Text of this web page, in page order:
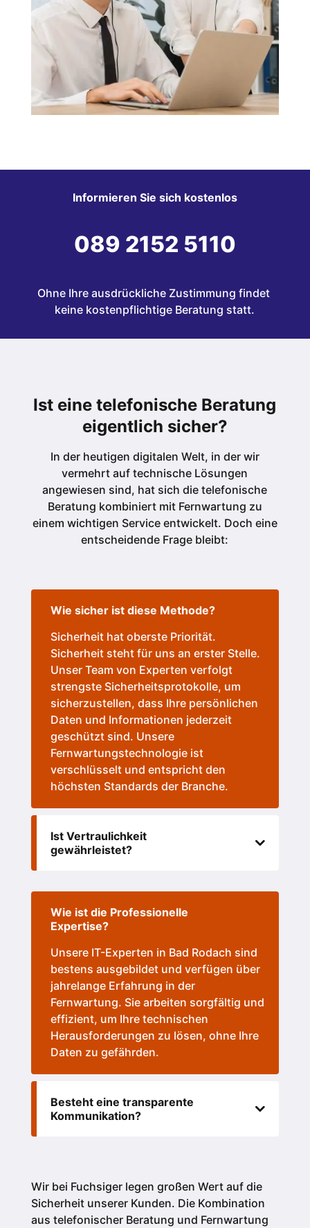
Informieren Sie sich kostenlos
089 2152 5110
Ohne Ihre ausdrückliche Zustimmung findet
keine kostenpflichtige Beratung statt.
Ist eine telefonische Beratung
eigentlich sicher?
In der heutigen digitalen Welt, in der wir
vermehrt auf technische Lösungen
angewiesen sind, hat sich die telefonische
Beratung kombiniert mit Fernwartung zu
einem wichtigen Service entwickelt. Doch eine
entscheidende Frage bleibt:
Wie sicher ist diese Methode?
Sicherheit hat oberste Priorität.
Sicherheit steht für uns an erster Stelle.
Unser Team von Experten verfolgt
strengste Sicherheitsprotokolle, um
sicherzustellen, dass Ihre persönlichen
Daten und Informationen jederzeit
geschützt sind. Unsere
Fernwartungstechnologie ist
verschlüsselt und entspricht den
höchsten Standards der Branche.
Ist Vertraulichkeit
gewährleistet?
Wie ist die Professionelle
Expertise?
Unsere IT-Experten in Bad Rodach sind
bestens ausgebildet und verfügen über
jahrelange Erfahrung in der
Fernwartung. Sie arbeiten sorgfältig und
effizient, um Ihre technischen
Herausforderungen zu lösen, ohne Ihre
Daten zu gefährden.
Besteht eine transparente
Kommunikation?
Wir bei Fuchsiger legen großen Wert auf die
Sicherheit unserer Kunden. Die Kombination
aus telefonischer Beratung und Fernwartung